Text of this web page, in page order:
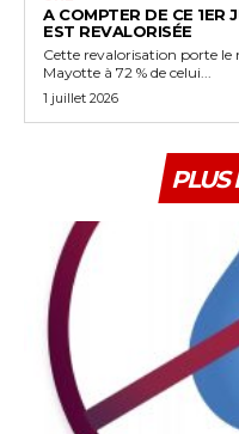
A COMPTER DE CE 1ER
EST REVALORISÉE
Cette revalorisation porte
Mayotte à 72 % de celui...
1 juillet 2026
PLUS